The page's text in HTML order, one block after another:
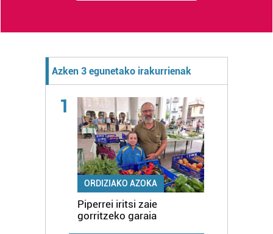
Azken 3 egunetako irakurrienak
1
ORDIZIAKO AZOKA
Piperrei iritsi zaie
gorritzeko garaia